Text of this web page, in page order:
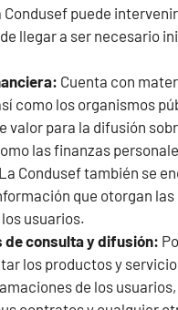
puede
llegar a ser necesario
Cuenta con
como los organismos
valor para la difusión
las finanzas
La Condusef también se
que otorgan
usuarios.
de consulta y difusión:
los productos y
de los